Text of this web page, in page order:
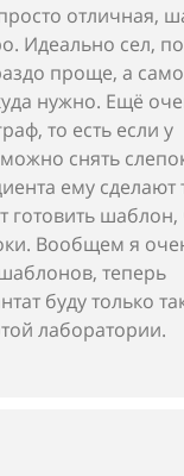
отличная,
Идеально сел,
проще, а
нужно. Ещё
то есть если у
снять
ему
готовить шаблон,
Вообщем я
теперь
буду только
лаборатории.